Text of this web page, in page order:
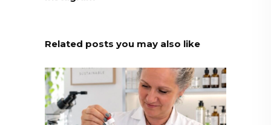
Related posts you may also like